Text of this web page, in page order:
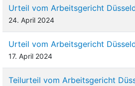
Urteil vom Arbeitsgericht
24. April 2024
Urteil vom Arbeitsgericht
17. April 2024
Teilurteil vom Arbeitsgericht